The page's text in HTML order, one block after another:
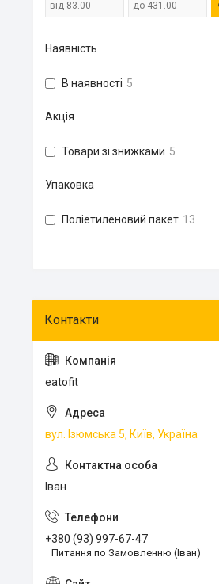
Наявність
В наявності 5
Акція
Товари зі знижками 5
Упаковка
Поліетиленовий пакет 13
eatofit
вул. Ізюмська 5, Київ, Україна
Іван
+380 (93) 997-67-47
Питання по Замовленню (Іван)